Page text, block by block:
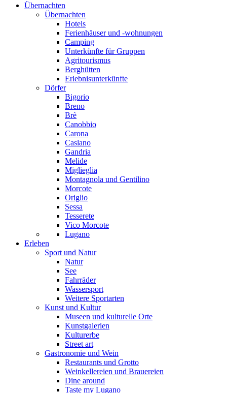
Übernachten
Übernachten
Hotels
Ferienhäuser und -wohnungen
Camping
Unterkünfte für Gruppen
Agritourismus
Berghütten
Erlebnisunterkünfte
Dörfer
Bigorio
Breno
Brè
Canobbio
Carona
Caslano
Gandria
Melide
Miglieglia
Montagnola und Gentilino
Morcote
Origlio
Sessa
Tesserete
Vico Morcote
Lugano
Erleben
Sport und Natur
Natur
See
Fahrräder
Wassersport
Weitere Sportarten
Kunst und Kultur
Museen und kulturelle Orte
Kunstgalerien
Kulturerbe
Street art
Gastronomie und Wein
Restaurants und Grotto
Weinkellereien und Brauereien
Dine around
Taste my Lugano